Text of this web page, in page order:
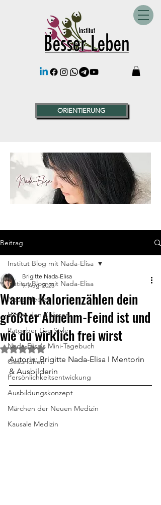
ORIENTIERUNG
Beitrag
Institut Blog mit Nada-Elisa
Neue Medizin
Hinter den Kulissen
Ratgeber Live Style
Nada-Elisa's Mini-Tagebuch
Gesundheit
Persönlichkeitsentwickung
Ausbildungskonzept
Märchen der Neuen Medizin
Kausale Medizin
Institut Blog mit Nada-Elisa
Warum Kalorienzählen dein
größter Abnehm-Feind ist und
wie du wirklich frei wirst
Brigitte Nada-Elisa
9. Aug. 2025
Mit NaN von 5 Sternen bewertet.
Autorin: Brigitte Nada-Elisa I Mentorin
& Ausbilderin